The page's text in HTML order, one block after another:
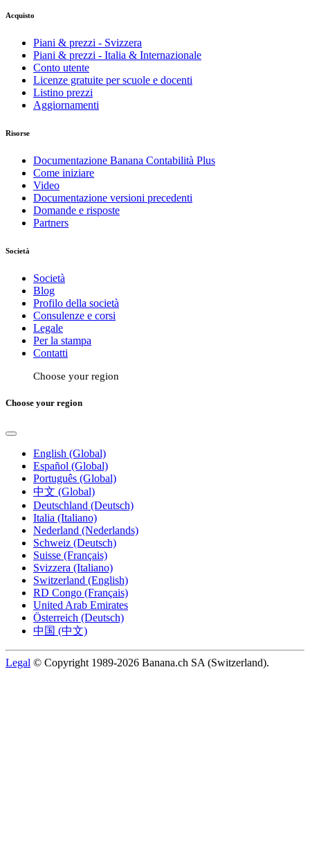
Acquisto
Piani & prezzi - Svizzera
Piani & prezzi - Italia & Internazionale
Conto utente
Licenze gratuite per scuole e docenti
Listino prezzi
Aggiornamenti
Risorse
Documentazione Banana Contabilità Plus
Come iniziare
Video
Documentazione versioni precedenti
Domande e risposte
Partners
Società
Società
Blog
Profilo della società
Consulenze e corsi
Legale
Per la stampa
Contatti
Choose your region
Choose your region
English (Global)
Español (Global)
Português (Global)
中文 (Global)
Deutschland (Deutsch)
Italia (Italiano)
Nederland (Nederlands)
Schweiz (Deutsch)
Suisse (Français)
Svizzera (Italiano)
Switzerland (English)
RD Congo (Français)
United Arab Emirates
Österreich (Deutsch)
中国 (中文)
Legal © Copyright 1989-2026 Banana.ch SA (Switzerland).